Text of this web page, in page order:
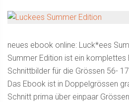
neues ebook online: Luck*ees
Summer Edition ist ein komplettes
Schnittbilder für die Grössen 56-
Das Ebook ist in Doppelgrössen
Schnitt prima über einpaar